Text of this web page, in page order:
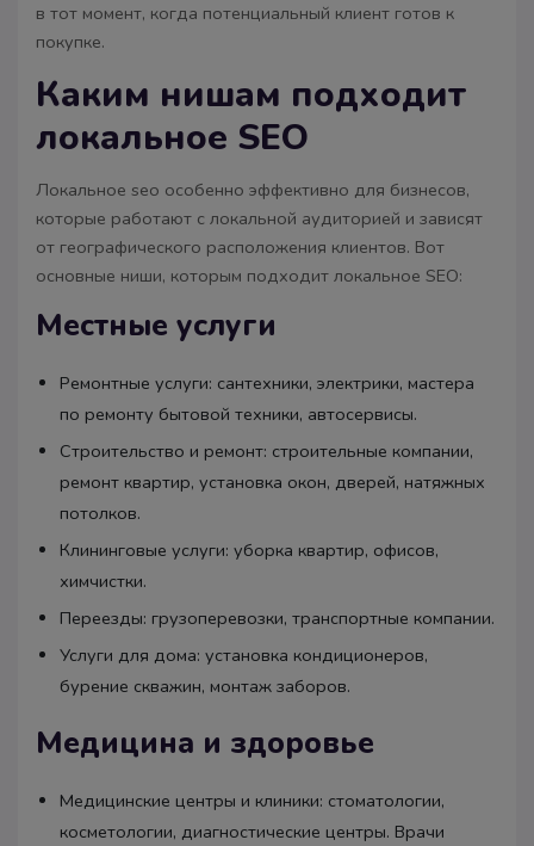
в тот момент, когда потенциальный клиент готов к
покупке.
Каким нишам подходит
локальное SEO
Локальное seo особенно эффективно для бизнесов,
которые работают с локальной аудиторией и зависят
от географического расположения клиентов. Вот
основные ниши, которым подходит локальное SEO:
Местные услуги
Ремонтные услуги: сантехники, электрики, мастера
по ремонту бытовой техники, автосервисы.
Строительство и ремонт: строительные компании,
ремонт квартир, установка окон, дверей, натяжных
потолков.
Клининговые услуги: уборка квартир, офисов,
химчистки.
Переезды: грузоперевозки, транспортные компании.
Услуги для дома: установка кондиционеров,
бурение скважин, монтаж заборов.
Медицина и здоровье
Медицинские центры и клиники: стоматологии,
косметологии, диагностические центры. Врачи